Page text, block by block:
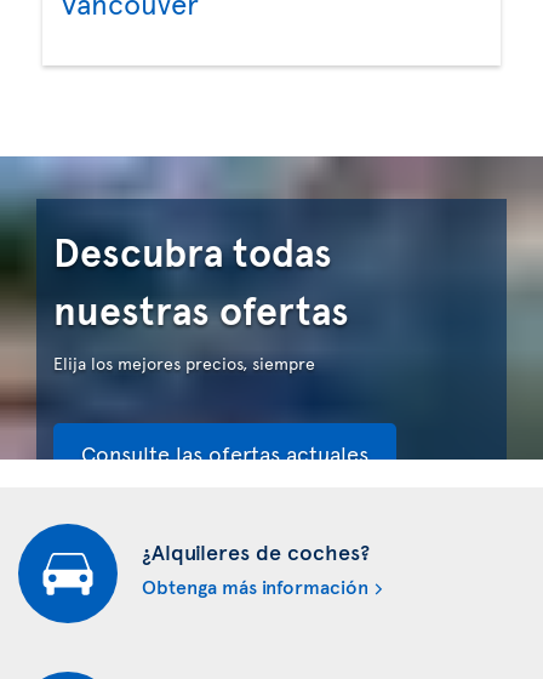
Descubra todas
nuestras ofertas
Elija los mejores precios, siempre
Consulte las ofertas actuales
¿Alquileres de coches?
Obtenga más información